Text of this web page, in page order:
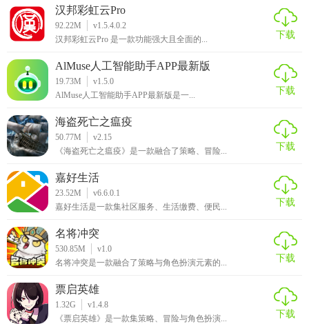
表现出色。在功能方面，其精准定位、在线预约、实时监控
等功能非常实用，为用户提供了便捷的租赁体验。特别是实
时车辆监控功能，让用户能够随时掌握车辆动态，增加了出
行的安全性。
在内容方面，丰富的摩托车车型和详细的车辆信息满足了不
和学习机会。软件的界面设计简洁美观，操作流程清晰易
懂，即使是初次使用的用户也能快速上手。
然而，该软件也存在一些不足之处。例如，在某些偏远地
区，可租赁的摩托车数量相对较少，影响了用户的租赁选
择。另外，软件的客服响应速度有时不够及时，需要进一步
优化。总体而言，Man共享摩托租车软件是一款具有创新性和
实用性的出行服务软件，为摩托车租赁市场带来了新的活
力，具有较大的发展潜力。
汉邦彩虹云Pro
92.22M
v1.5.4.0.2
汉邦彩虹云Pro 是一款功能强大且全面的...
下载
AlMuse人工智能助手APP最新版
19.73M
v1.5.0
AlMuse人工智能助手APP最新版是一...
下载
海盗死亡之瘟疫
50.77M
v2.15
《海盗死亡之瘟疫》是一款融合了策略、冒险...
下载
嘉好生活
23.52M
v6.6.0.1
嘉好生活是一款集社区服务、生活缴费、便民...
下载
名将冲突
530.85M
v1.0
名将冲突是一款融合了策略与角色扮演元素的...
下载
票启英雄
1.32G
v1.4.8
《票启英雄》是一款集策略、冒险与角色扮演...
下载